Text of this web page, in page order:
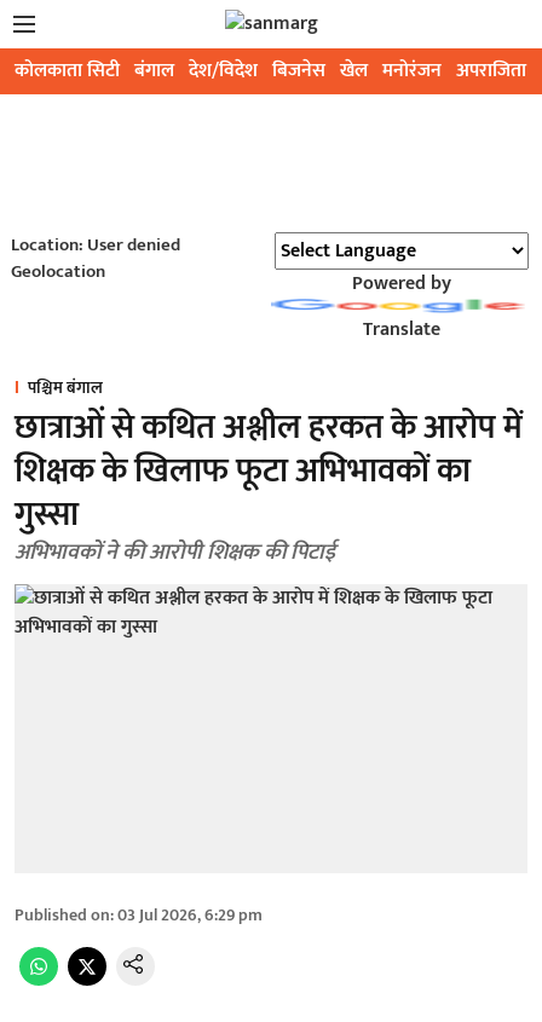
कोलकाता सिटी बंगाल देश/विदेश बिजनेस खेल मनोरंजन अपराजिता
Location: User denied
Geolocation
Powered by
Translate
पश्चिम बंगाल
छात्राओं से कथित अश्लील हरकत के आरोप में
शिक्षक के खिलाफ फूटा अभिभावकों का
गुस्सा
अभिभावकों ने की आरोपी शिक्षक की पिटाई
Published on:03 Jul 2026, 6:29 pm